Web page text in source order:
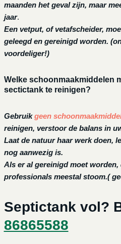
maanden het geval zijn, maar
jaar.
Een vetput, of vetafscheider,
geleegd en gereinigd worden.
voordeliger!)
Welke schoonmaakmiddelen
sectictank te reinigen?
Gebruikgeen
reinigen, verstoor de balans in
Laat de natuur haar werk doen,
nog aanwezig is.
Als er al gereinigd moet worden,
professionals meestal stoom.(
Septictank vol?
86865588